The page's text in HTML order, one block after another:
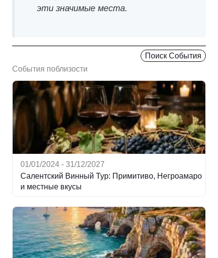
эти значимые места.
События поблизости
Поиск События
01/01/2024 - 31/12/2027
Салентский Винный Тур: Примитиво, Негроамаро
и местные вкусы